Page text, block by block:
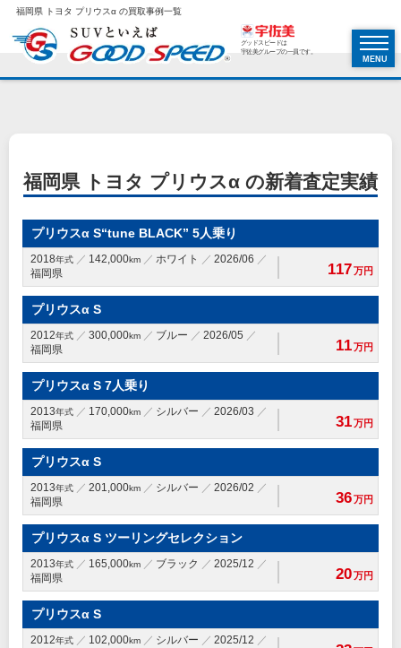
福岡県 トヨタ プリウスα の買取事例一覧
グッドスピードは
宇佐美グループの一員です。
MENU
福岡県 トヨタ プリウスα の新着査定実績
プリウスα S“tune BLACK” 5人乗り
2018年式 142,000km ホワイト
2026/06
福岡県
117万円
プリウスα S
2012年式 300,000km ブルー
2026/05
福岡県
11万円
プリウスα S 7人乗り
2013年式 170,000km シルバー
2026/03
福岡県
31万円
プリウスα S
2013年式 201,000km シルバー
2026/02
福岡県
36万円
プリウスα S ツーリングセレクション
2013年式 165,000km ブラック
2025/12
福岡県
20万円
プリウスα S
2012年式 102,000km シルバー
2025/12